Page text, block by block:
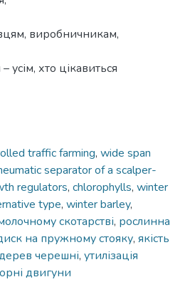
виробничникам,
усім, хто цікавиться
traffic farming, wide span
separator of a scalper-
regulators, chlorophylls, winter
type, winter barley,
скотарстві, рослинна
на пружному стояку, якість
черешні, утилізація
двигуни